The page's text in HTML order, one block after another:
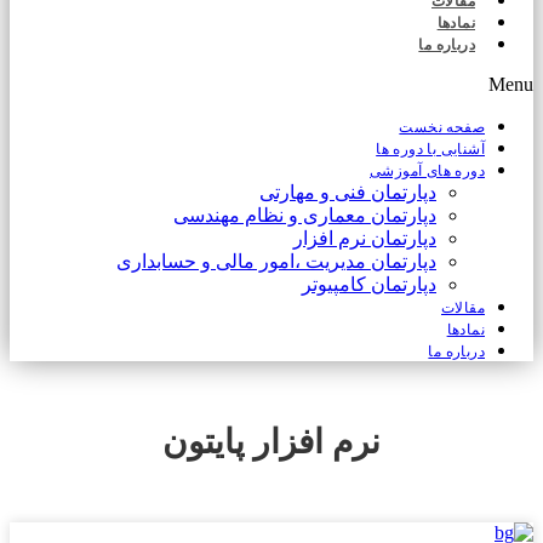
نمادها
درباره ما
Menu
صفحه نخست
آشنایی با دوره ها
دوره های آموزشی
دپارتمان فنی و مهارتی
دپارتمان معماری و نظام مهندسی
دپارتمان نرم افزار
دپارتمان مدیریت ،امور مالی و حسابداری
دپارتمان کامپیوتر
مقالات
نمادها
درباره ما
نرم افزار پایتون